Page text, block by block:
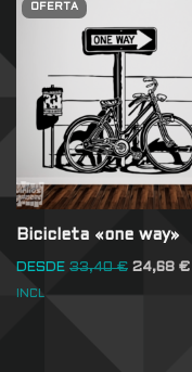
OFERTA
Bicicleta «one way»
DESDE 33,40€ 24,68 €
INCL